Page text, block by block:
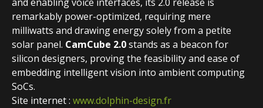
remarkably power-optimized, requiring mere
milliwatts and drawing energy solely from a petite
solar panel. CamCube 2.0stands as a beacon for
silicon designers, proving the feasibility and ease of
embedding intelligent vision into ambient computing
SoCs.
Site internet : www.dolphin-design.fr